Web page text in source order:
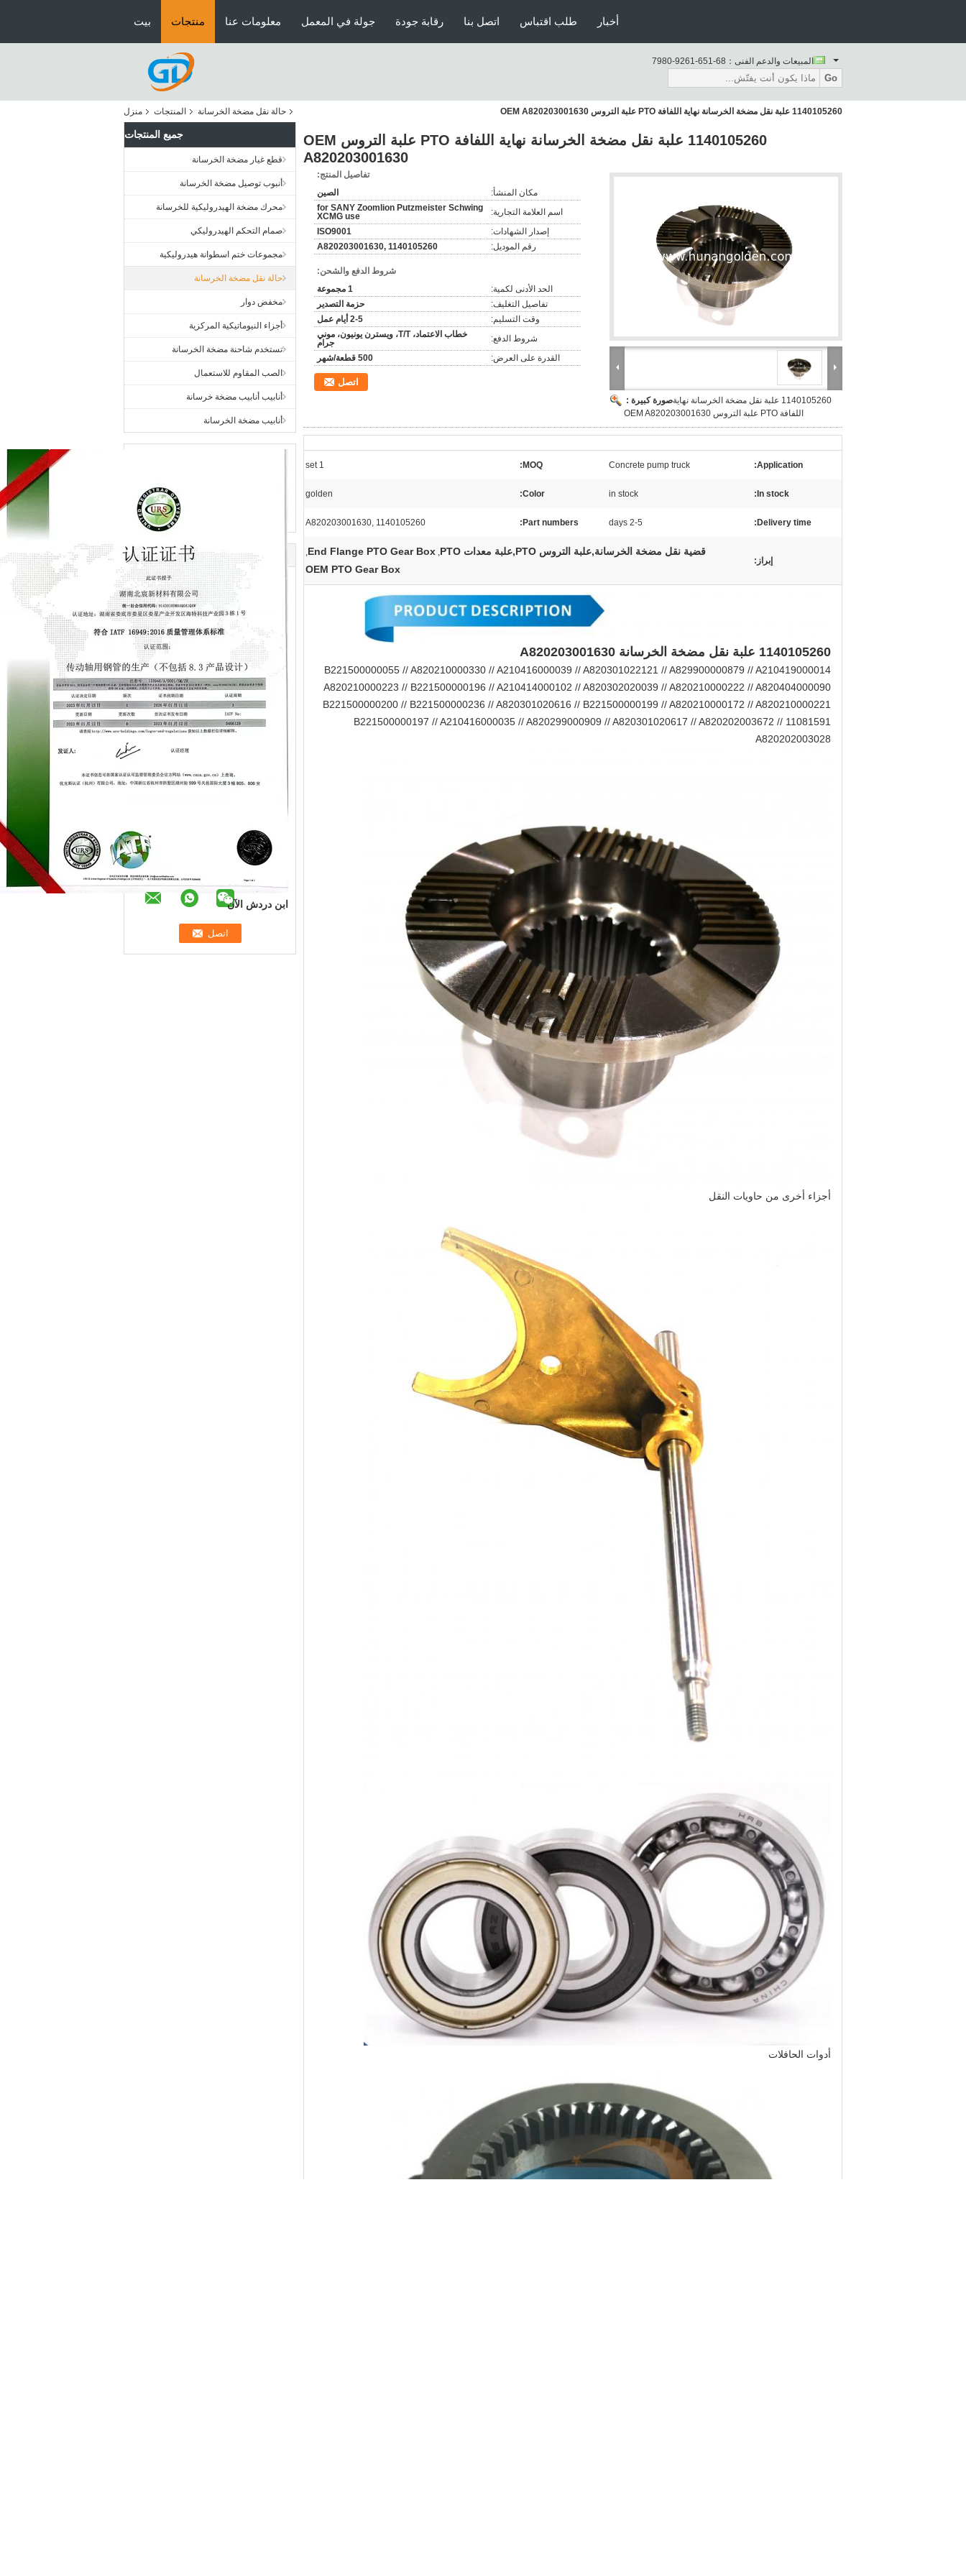
بيت منتجات معلومات عنا جولة في المعمل رقابة جودة اتصل بنا طلب اقتباس أخبار
المبيعات والدعم الفنى： 86-156-1629-0897
Go
منزل المنتجات حالة نقل مضخة الخرسانة 1140105260 علبة نقل مضخة الخرسانة نهاية اللفافة PTO علبة التروس OEM A820203001630
جميع المنتجات
قطع غيار مضخة الخرسانة
أنبوب توصيل مضخة الخرسانة
محرك مضخة الهيدروليكية للخرسانة
صمام التحكم الهيدروليكي
مجموعات ختم اسطوانة هيدروليكية
حالة نقل مضخة الخرسانة
مخفض دوار
أجزاء النيوماتيكية المركزية
تستخدم شاحنة مضخة الخرسانة
الصب المقاوم للاستعمال
أنابيب أنابيب مضخة خرسانة
أنابيب مضخة الخرسانة
ابن دردش الآن
1140105260 علبة نقل مضخة الخرسانة نهاية اللفافة PTO علبة التروس OEM
A820203001630
صورة كبيرة :1140105260 علبة نقل مضخة الخرسانة نهاية
اللفافة PTO علبة التروس OEM A820203001630
تفاصيل المنتج:
مكان المنشأ:
الصين
اسم العلامة التجارية:
for SANY Zoomlion Putzmeister Schwing
XCMG use
إصدار الشهادات:
ISO9001
رقم الموديل:
A820203001630, 1140105260
شروط الدفع والشحن:
الحد الأدنى لكمية:
1 مجموعة
تفاصيل التغليف:
حزمة التصدير
وقت التسليم:
2-5 أيام عمل
شروط الدفع:
خطاب الاعتماد، T/T، ويسترن يونيون، موني
جرام
القدرة على العرض:
500 قطعة/شهر
اتصل
Application:
Concrete pump truck
MOQ:
1 set
In stock:
in stock
Color:
golden
Delivery time:
2-5 days
Part numbers:
A820203001630, 1140105260
إبراز:
قضية نقل مضخة الخرسانة,علبة التروس PTO,علبة معدات PTO ,
End Flange PTO Gear Box
,
OEM PTO Gear Box
1140105260 علبة نقل مضخة الخرسانة A820203001630
B221500000055 // A820210000330 // A210416000039 // A820301022121 // A829900000879 // A210419000014
A820210000223 // B221500000196 // A210414000102 // A820302020039 // A820210000222 // A820404000090
B221500000200 // B221500000236 // A820301020616 // B221500000199 // A820210000172 // A820210000221
B221500000197 // A210416000035 // A820299000909 // A820301020617 // A820202003672 // 11081591
A820202003028
أجزاء أخرى من حاويات النقل
أدوات الحافلات